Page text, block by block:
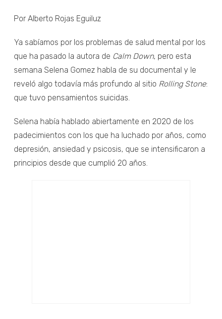
Por Alberto Rojas Eguiluz
Ya sabíamos por los problemas de salud mental por los
que ha pasado la autora de Calm Down, pero esta
semana Selena Gomez habla de su documental y le
reveló algo todavía más profundo al sitio Rolling Stone:
que tuvo pensamientos suicidas.
Selena había hablado abiertamente en 2020 de los
padecimientos con los que ha luchado por años, como
depresión, ansiedad y psicosis, que se intensificaron a
principios desde que cumplió 20 años.